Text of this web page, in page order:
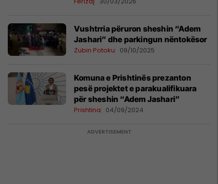
Vushtrria përuron sheshin “Adem
Jashari” dhe parkingun nëntokësor
Zubin Potoku 09/10/2025
Komuna e Prishtinës prezanton
pesë projektet e parakualifikuara
për sheshin “Adem Jashari”
Prishtina 04/09/2024